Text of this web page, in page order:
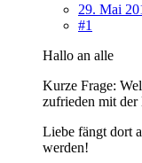
29. Mai
#1
Hallo an alle
Kurze Frage:
zufrieden mit der
Liebe fängt dort
werden!